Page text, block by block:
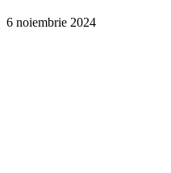
6 noiembrie 2024